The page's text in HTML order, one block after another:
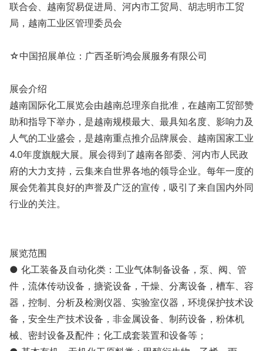
联合会、越南贸易促进局、河内市工贸局、胡志明市工贸
局，越南工业区管理委员会
☆中国招展单位：广西圣昕鸿会展服务有限公司
展会介绍
越南国际化工展览会由越南总理亲自批准，在越南工贸部赞
助和指导下举办，是越南规模最大、最具知名度、影响力及
人气的工业盛会，是越南重点推介品牌展会、越南国家工业
4.0年度旗舰大展。展会得到了越南各部委、河内市人民政
府的大力支持，云集来自世界各地的领导企业。每年一度的
展会凭着其良好的声誉及广泛的宣传，吸引了来自国内外同
行业的关注。
展览范围
● 化工装备及自动化类：工业气体制备设备，泵、阀、管
件，流体传动设备，搪瓷设备，干燥、分离设备，槽车、容
器，控制、分析及检测仪器、实验室仪器，环境保护技术设
备，安全生产技术设备，非金属设备、制药设备，粉体机
械、密封设备及配件；化工成套装置和设备等；